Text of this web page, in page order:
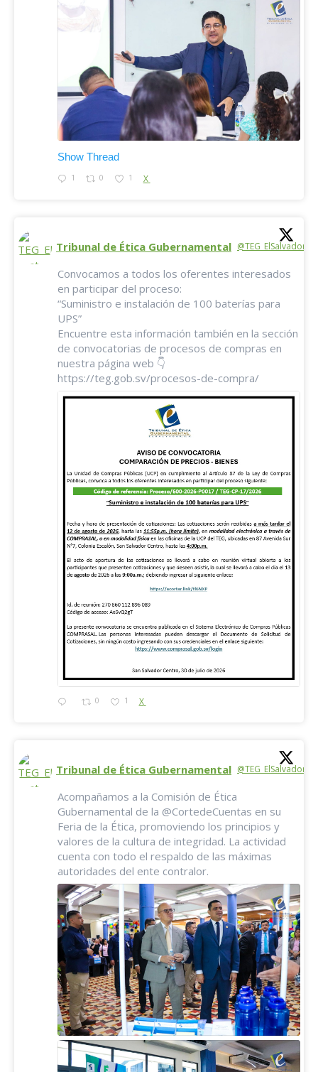
Show Thread
1 0 1 X
Tribunal de Ética Gubernamental @TEG_ElSalvador
Convocamos a todos los oferentes interesados
en participar del proceso:
“Suministro e instalación de 100 baterías para
UPS”
Encuentre esta información también en la sección
de convocatorias de procesos de compras en
nuestra página web 👇
https://teg.gob.sv/procesos-de-compra/
0 1 X
Tribunal de Ética Gubernamental @TEG_ElSalvador
Acompañamos a la Comisión de Ética
Gubernamental de la @CortedeCuentas en su
Feria de la Ética, promoviendo los principios y
valores de la cultura de integridad. La actividad
cuenta con todo el respaldo de las máximas
autoridades del ente contralor.